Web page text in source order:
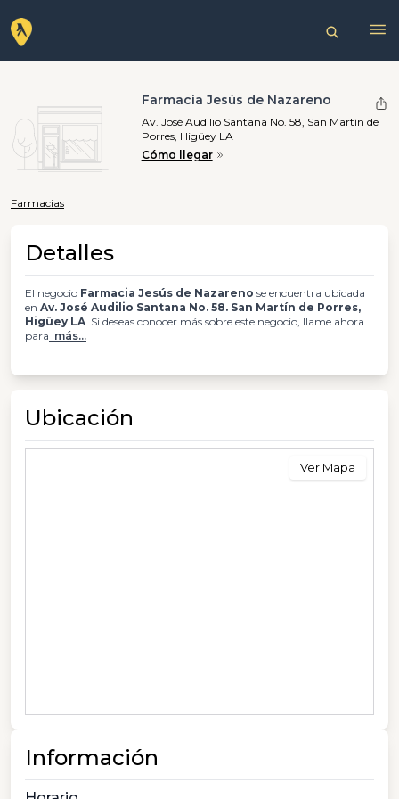
Farmacia Jesús de Nazareno
Av. José Audilio Santana No. 58, San Martín de
Porres, Higüey LA
Cómo llegar
Farmacias
Detalles
El negocio Farmacia Jesús de Nazareno se encuentra ubicada
en Av. José Audilio Santana No. 58. San Martín de Porres,
Higüey LA. Si deseas conocer más sobre este negocio, llame ahora
para más...
Ubicación
Ver Mapa
Información